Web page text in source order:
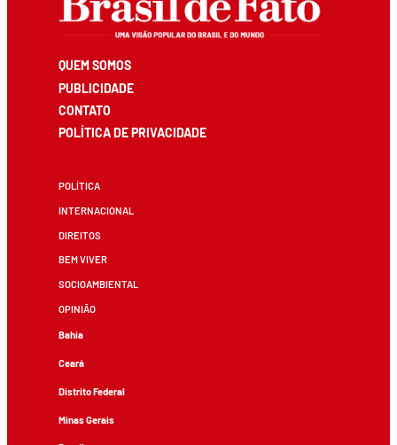
QUEM SOMOS
PUBLICIDADE
CONTATO
POLÍTICA DE PRIVACIDADE
POLÍTICA
INTERNACIONAL
DIREITOS
BEM VIVER
SOCIOAMBIENTAL
OPINIÃO
Bahia
Ceará
Distrito Federal
Minas Gerais